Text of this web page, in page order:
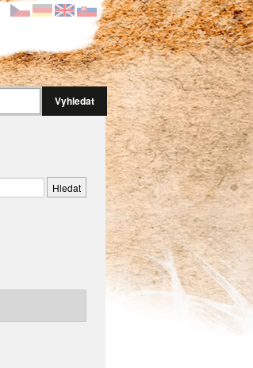
Vyhledat